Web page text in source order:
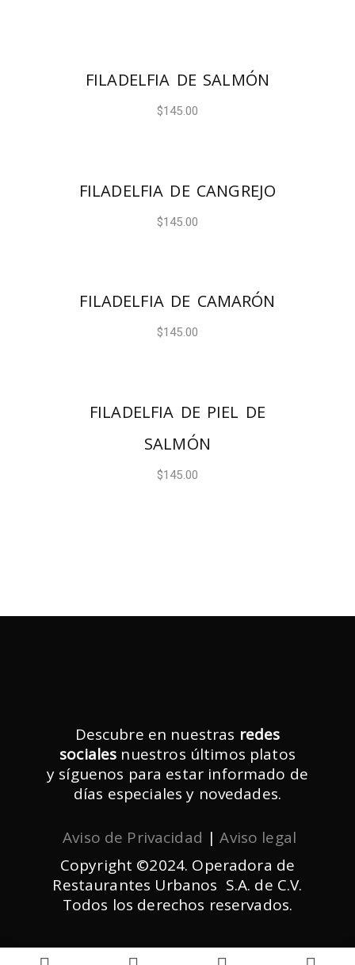
FILADELFIA DE SALMÓN
$145.00
FILADELFIA DE CANGREJO
$145.00
FILADELFIA DE CAMARÓN
$145.00
FILADELFIA DE PIEL DE
SALMÓN
$145.00
Descubre en nuestras redes
sociales nuestros últimos platos
y síguenos para estar informado de
días especiales y novedades.
Aviso de Privacidad |Aviso legal
Copyright ©2024. Operadora de
Restaurantes Urbanos S.A. de C.V.
Todos los derechos reservados.